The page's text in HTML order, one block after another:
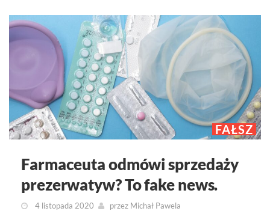
FAŁSZ
Farmaceuta odmówi sprzedaży
prezerwatyw? To fake news.
4 listopada 2020 przez Michał Pawela